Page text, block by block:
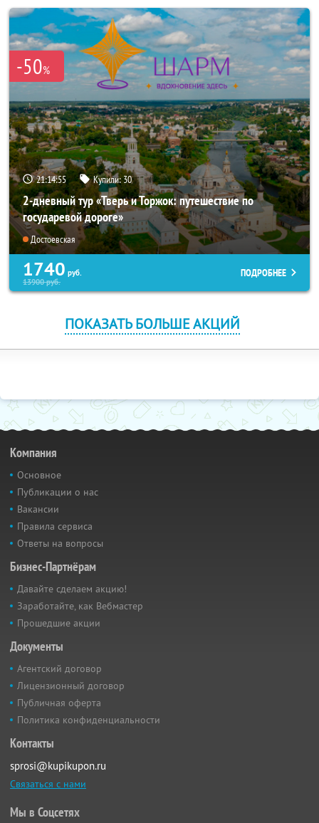
-50%
21:14:55 Купили:30
2-дневный тур «Тверь и Торжок: путешествие по
государевой дороге»
Достоевская
1740 руб.
13900руб.
ПОДРОБНЕЕ
ПОКАЗАТЬ БОЛЬШЕ АКЦИЙ
Компания
Основное
Публикации о нас
Вакансии
Правила сервиса
Ответы на вопросы
Бизнес-Партнёрам
Давайте сделаем акцию!
Заработайте, как Вебмастер
Прошедшие акции
Документы
Агентский договор
Лицензионный договор
Публичная оферта
Политика конфиденциальности
Контакты
sprosi@kupikupon.ru
Связаться с нами
Мы в Соцсетях